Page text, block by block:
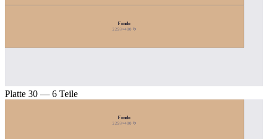
Fondo
2259×400 ↻
Platte 30 — 6 Teile
Fondo
2259×400 ↻